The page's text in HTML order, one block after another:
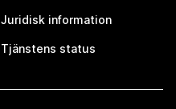
Juridisk information
Tjänstens status